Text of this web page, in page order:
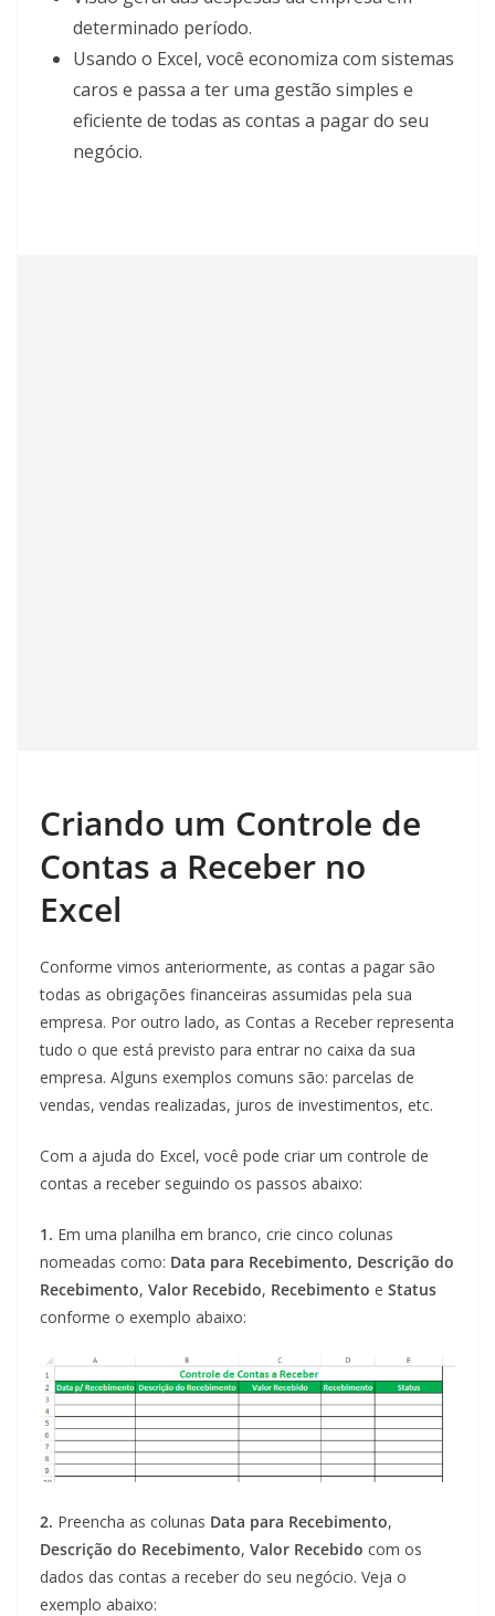
determinado período.
Usando o Excel, você economiza com sistemas
caros e passa a ter uma gestão simples e
eficiente de todas as contas a pagar do seu
negócio.
Criando um Controle de
Contas a Receber no
Excel
Conforme vimos anteriormente, as contas a pagar são
todas as obrigações financeiras assumidas pela sua
empresa. Por outro lado, as Contas a Receber representa
tudo o que está previsto para entrar no caixa da sua
empresa. Alguns exemplos comuns são: parcelas de
vendas, vendas realizadas, juros de investimentos, etc.
Com a ajuda do Excel, você pode criar um controle de
contas a receber seguindo os passos abaixo:
1. Em uma planilha em branco, crie cinco colunas
nomeadas como: Data para Recebimento, Descrição do
Recebimento, Valor Recebido, Recebimento e Status
conforme o exemplo abaixo:
2. Preencha as colunas Data para Recebimento,
Descrição do Recebimento, Valor Recebido com os
dados das contas a receber do seu negócio. Veja o
exemplo abaixo: